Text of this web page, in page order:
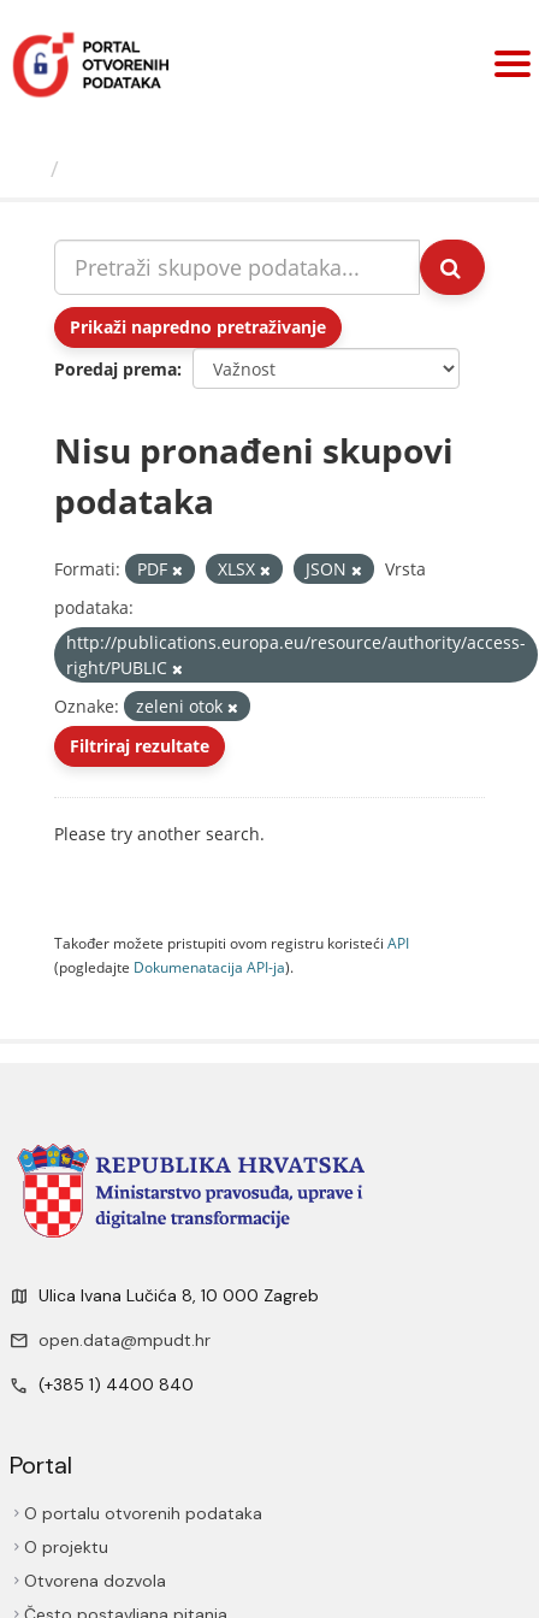
sadržaj
Prikaži napredno pretraživanje
Poredaj prema
Nisu pronađeni skupovi
podataka
Formati: PDF XLSX JSON
Vrsta
podataka:
http://publications.europa.eu/resource/authority/access-
right/PUBLIC
Oznake:
zeleni otok
Filtriraj rezultate
Please try another search.
Također možete pristupiti ovom registru koristeći API
(pogledajte Dokumenаtаcijа API-jа).